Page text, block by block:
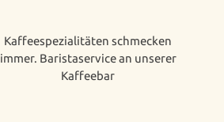
Kaffeespezialitäten schmecken
immer. Baristaservice an unserer
Kaffeebar